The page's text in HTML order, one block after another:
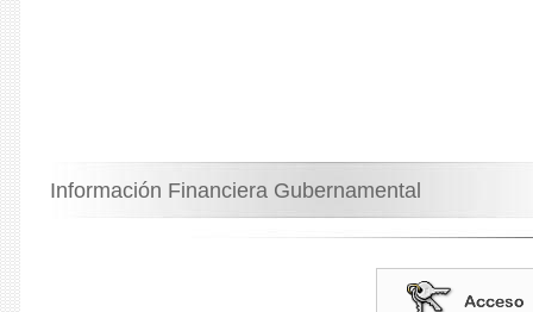
Información Financiera Gubernamental